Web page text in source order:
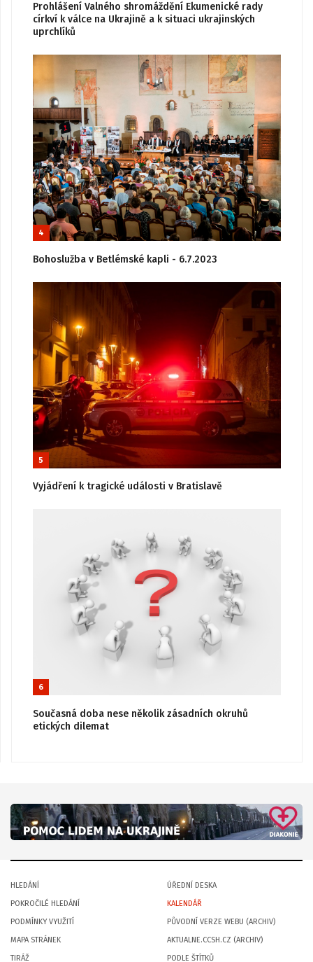
Prohlášení Valného shromáždění Ekumenické rady
církví k válce na Ukrajině a k situaci ukrajinských
uprchlíků
4
Bohoslužba v Betlémské kapli - 6.7.2023
5
Vyjádření k tragické události v Bratislavě
6
Současná doba nese několik zásadních okruhů
etických dilemat
HLEDÁNÍ
POKROČILÉ HLEDÁNÍ
PODMÍNKY VYUŽITÍ
MAPA STRÁNEK
TIRÁŽ
ÚŘEDNÍ DESKA
KALENDÁŘ
PŮVODNÍ VERZE WEBU (ARCHIV)
AKTUALNE.CCSH.CZ (ARCHIV)
PODLE ŠTÍTKŮ